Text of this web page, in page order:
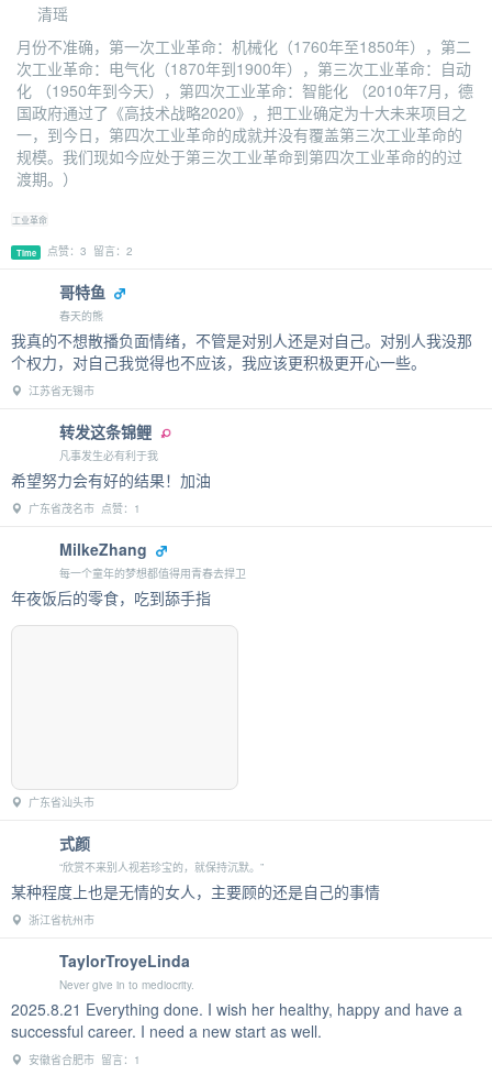
清瑶
月份不准确，第一次工业革命：机械化（1760年至1850年），第二
次工业革命：电气化（1870年到1900年），第三次工业革命：自动
化 （1950年到今天），第四次工业革命：智能化 （2010年7月，德
国政府通过了《高技术战略2020》，把工业确定为十大未来项目之
一，到今日，第四次工业革命的成就并没有覆盖第三次工业革命的
规模。我们现如今应处于第三次工业革命到第四次工业革命的的过
渡期。）
工业革命
Time 点赞：3 留言：2
哥特鱼
春天的熊
我真的不想散播负面情绪，不管是对别人还是对自己。对别人我没那
个权力，对自己我觉得也不应该，我应该更积极更开心一些。
江苏省无锡市
转发这条锦鲤
凡事发生必有利于我
希望努力会有好的结果！加油
广东省茂名市 点赞：1
MilkeZhang
每一个童年的梦想都值得用青春去捍卫
年夜饭后的零食，吃到舔手指
广东省汕头市
式颜
“欣赏不来别人视若珍宝的，就保持沉默。”
某种程度上也是无情的女人，主要顾的还是自己的事情
浙江省杭州市
TaylorTroyeLinda
Never give in to mediocrity.
2025.8.21 Everything done. I wish her healthy, happy and have a
successful career. I need a new start as well.
安徽省合肥市 留言：1